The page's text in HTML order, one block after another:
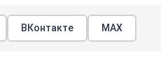
ВКонтакте МАХ